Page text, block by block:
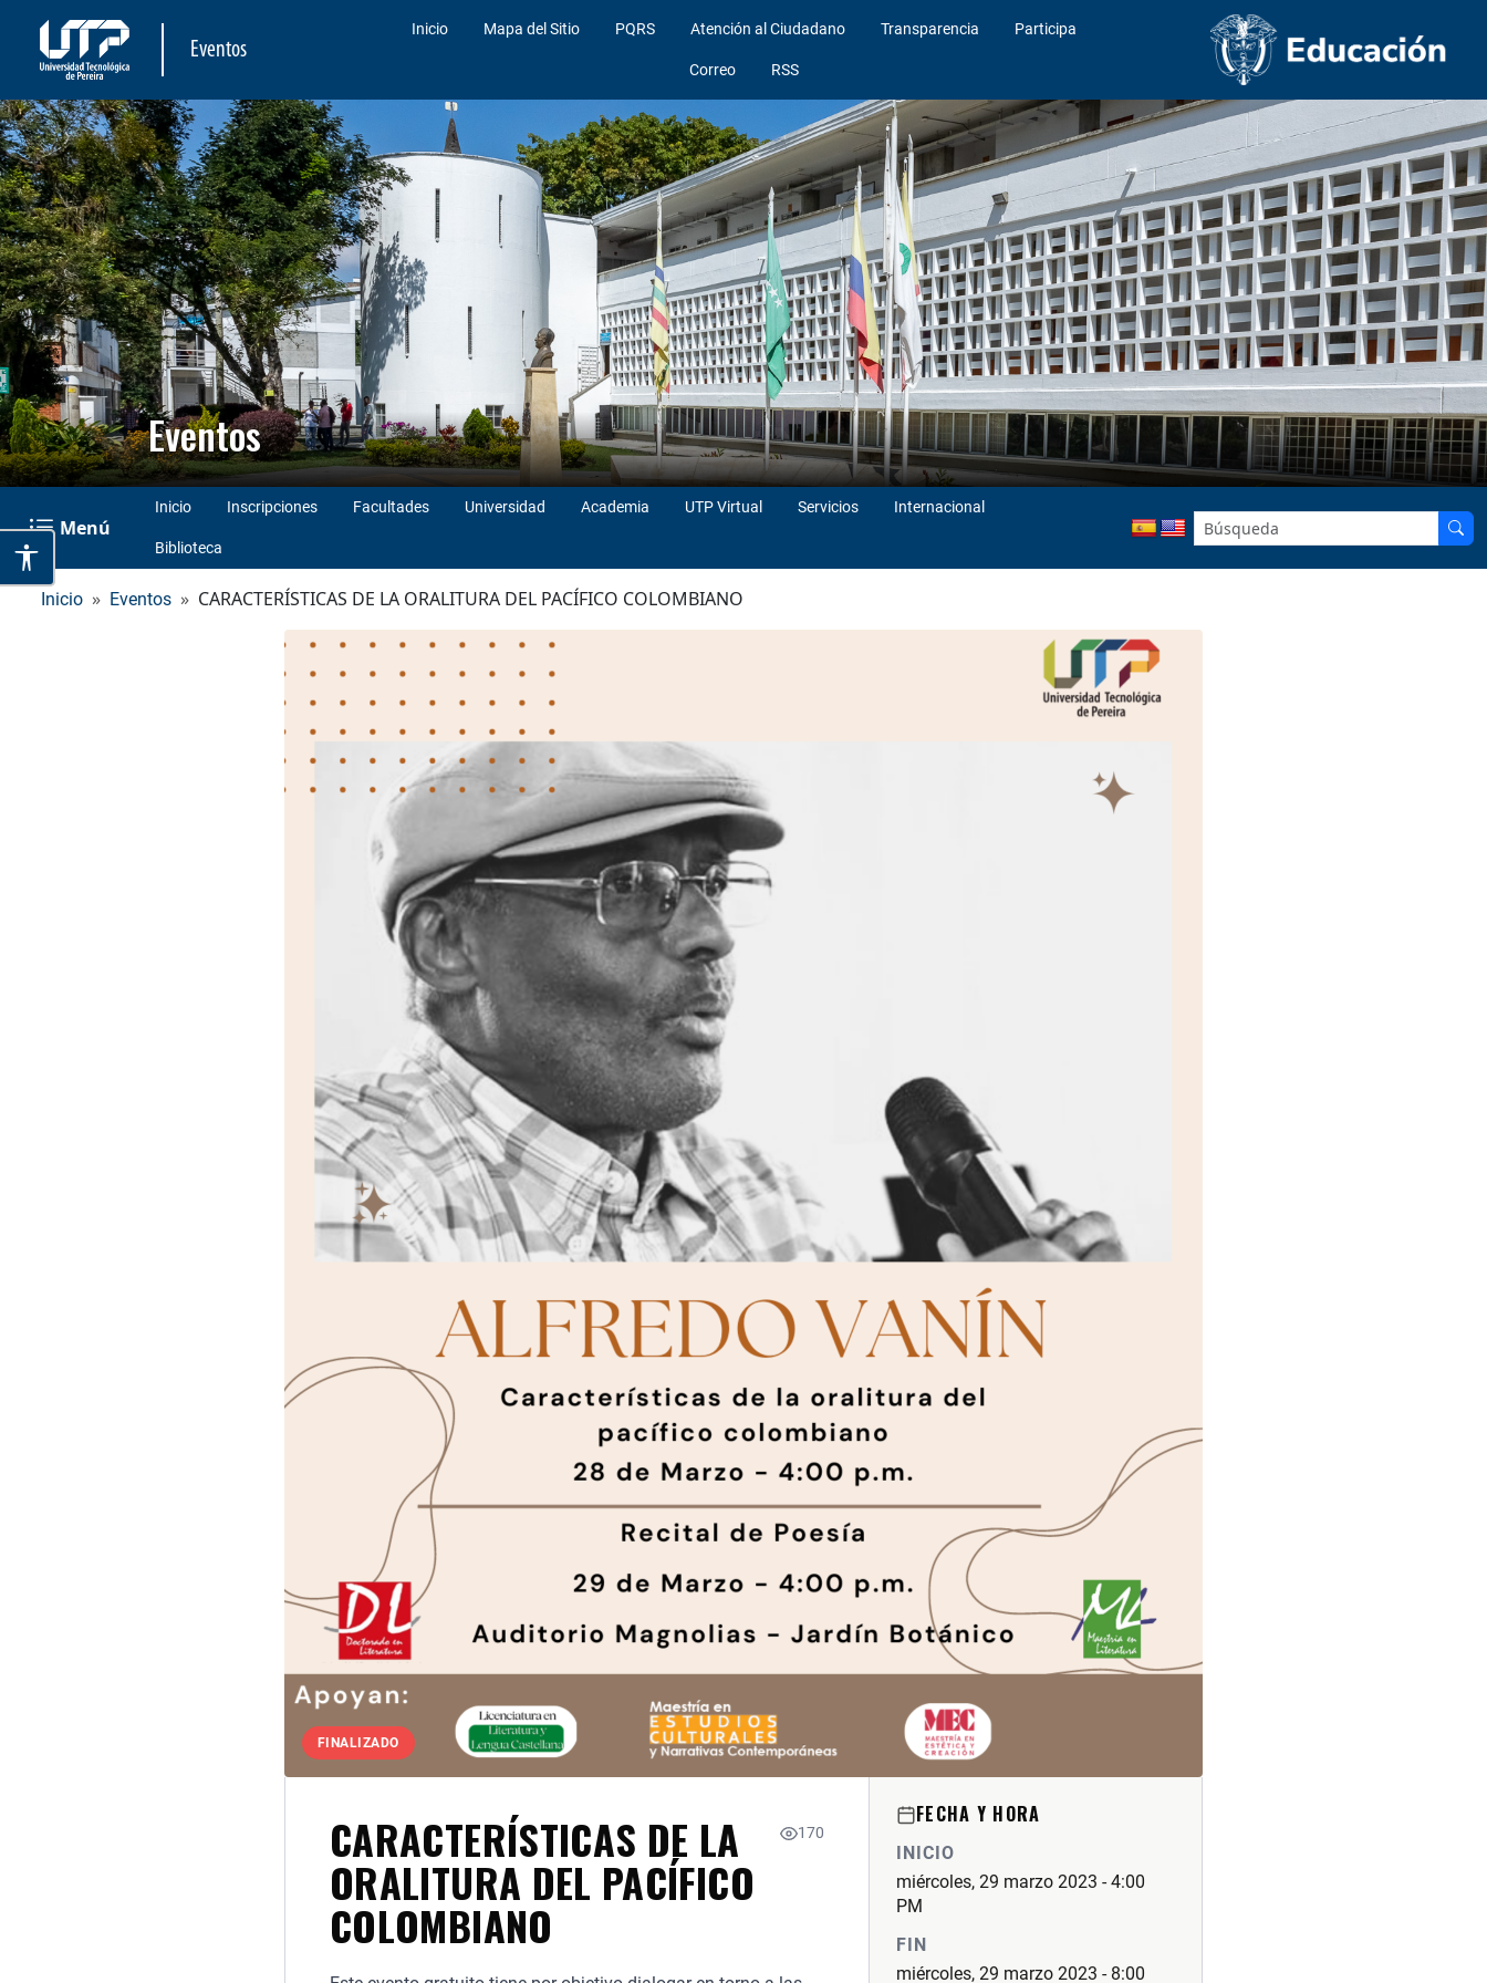
Eventos
Inicio Mapa del Sitio PQRS Atención al Ciudadano Transparencia Participa
Correo RSS
Eventos
Menú
Inicio Inscripciones Facultades Universidad Academia UTP Virtual Servicios Internacional
Biblioteca
Inicio Eventos CARACTERÍSTICAS DE LA ORALITURA DEL PACÍFICO COLOMBIANO
FINALIZADO
CARACTERÍSTICAS DE LA
ORALITURA DEL PACÍFICO
COLOMBIANO
170
FECHA Y HORA
INICIO
miércoles, 29 marzo 2023 - 4:00
PM
FIN
miércoles, 29 marzo 2023 - 8:00